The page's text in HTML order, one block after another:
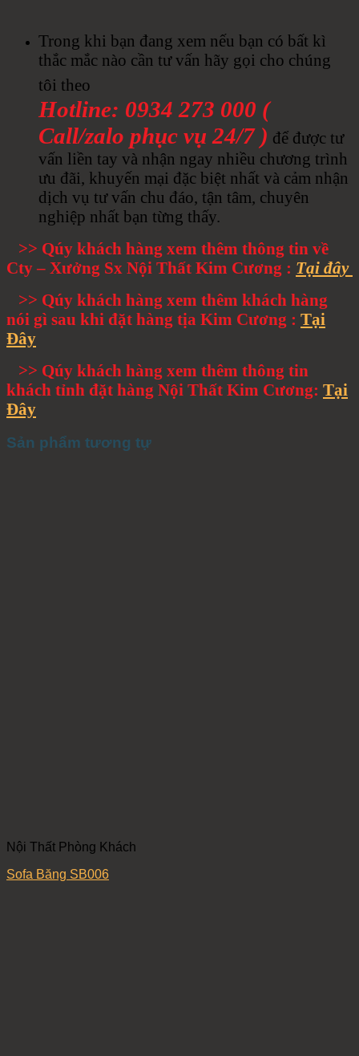
Trong khi bạn đang xem nếu bạn có bất kì
thắc mắc nào cần tư vấn hãy gọi cho chúng
tôi theo
Hotline: 0934 273 000 (
Call/zalo phục vụ 24/7 ) để được tư
vấn liền tay và nhận ngay nhiều chương trình
ưu đãi, khuyến mại đặc biệt nhất và cảm nhận
dịch vụ tư vấn chu đáo, tận tâm, chuyên
nghiệp nhất bạn từng thấy.
>> Qúy khách hàng xem thêm thông tin về
Cty – Xưởng Sx Nội Thất Kim Cương : Tại đây
>> Qúy khách hàng xem thêm khách hàng
nói gì sau khi đặt hàng tịa Kim Cương : Tại
Đây
>> Qúy khách hàng xem thêm thông tin
khách tỉnh đặt hàng Nội Thất Kim Cương: Tại
Đây
Sản phẩm tương tự
Nội Thất Phòng Khách
Sofa Băng SB006